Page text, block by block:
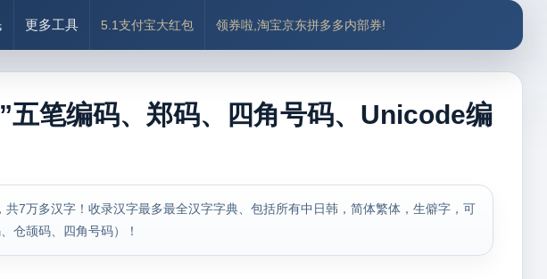
更多工具 5.1支付宝大红包 领券啦,淘宝京东拼多多内部券!
五笔编码、郑码、四角号码、Unicode编
共7万多汉字！收录汉字最多最全汉字字典、包括所有中日韩，简体繁体，生僻字，可
仓颉码、四角号码）！